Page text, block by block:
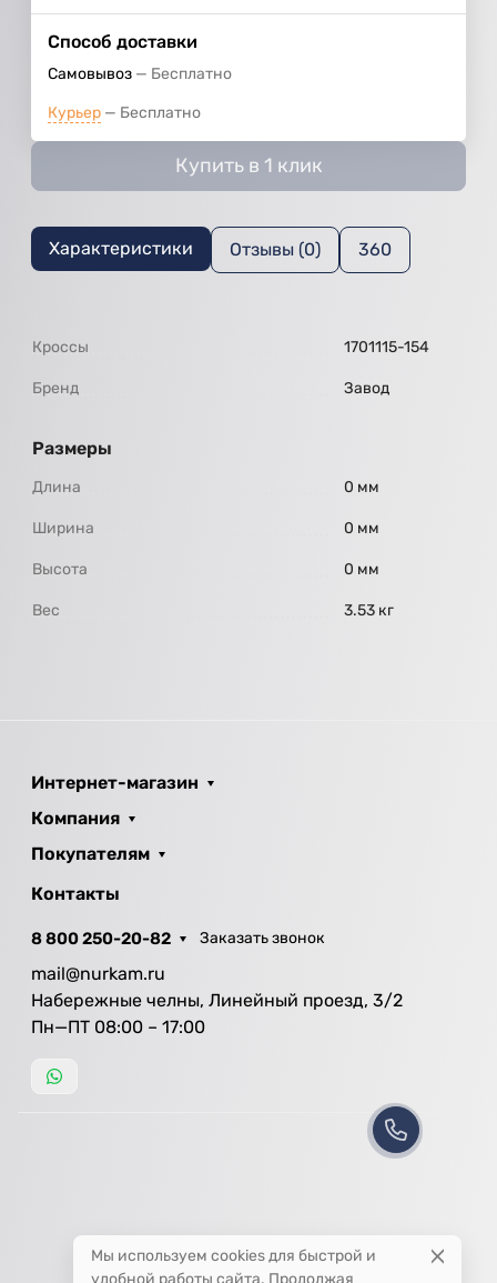
Способ доставки
Самовывоз Бесплатно
Курьер Бесплатно
Купить в 1 клик
Характеристики Отзывы (0) 360
Кроссы 1701115-154
Бренд Завод
Размеры
Длина 0 мм
Ширина 0 мм
Высота 0 мм
Вес 3.53 кг
Интернет-магазин
Компания
Покупателям
Контакты
8 800 250-20-82 Заказать звонок
mail@nurkam.ru
Набережные челны, Линейный проезд, 3/2
Пн—ПТ 08:00 – 17:00
Мы используем cookies для быстрой и
удобной работы сайта. Продолжая